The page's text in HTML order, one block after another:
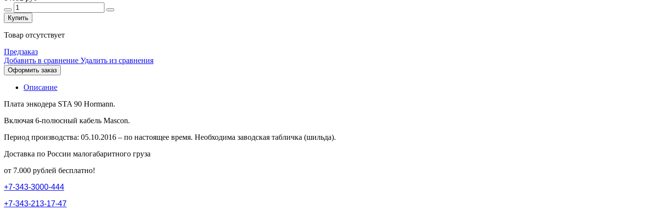
Купить
Товар отсутствует
Предзаказ
Добавить в сравнение Удалить из сравнения
Оформить заказ
Описание
Плата энкодера STA 90 Hormann.
Включая 6-полюсный кабель Mascon.
Период производства: 05.10.2016 – по настоящее время. Необходима заводская табличка (шильда).
Доставка по России малогабаритного груза
от 7.000 рублей бесплатно!
+7-343-3000-444
+7-343-213-17-47